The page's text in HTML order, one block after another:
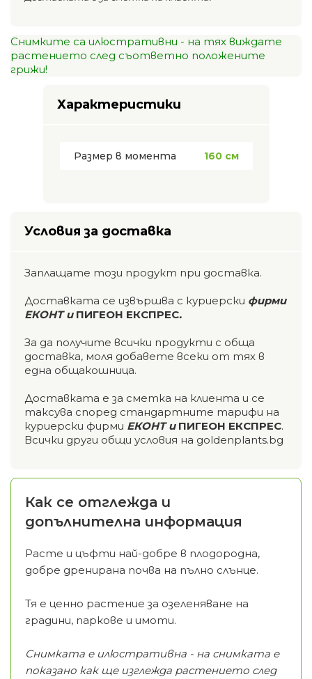
Снимките са илюстративни - на тях виждате
растението след съответно положените
грижи!
Характеристики
Размер в момента 160 см
Условия за доставка
Заплащате този продукт при доставка.
Доставката се извършва с куриерски фирми
ЕКОНТ и ПИГЕОН ЕКСПРЕС.
За да получите всички продукти с обща
доставка, моля добавете всеки от тях в
една общакошница.
Доставката е за сметка на клиента и се
таксува според стандартните тарифи на
куриерски фирми ЕКОНТ и ПИГЕОН ЕКСПРЕС.
Всички други общи условия на goldenplants.bg
Как се отглежда и
допълнителна информация
Расте и цъфти най-добре в плодородна,
добре дренирана почва на пълно слънце.
Тя е ценно растение за озеленяване на
градини, паркове и имоти.
Снимката е илюстративна - на снимката е
показано как ще изглежда растението след